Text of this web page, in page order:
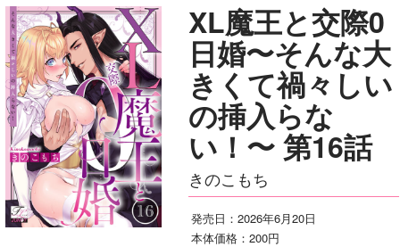
XL魔王と交際0
日婚〜そんな大
きくて禍々しい
の挿入らな
い！〜 第16話
きのこもち
発売日：2026年6月20日
本体価格：200円